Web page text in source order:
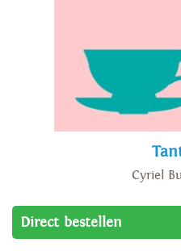
Direct bestellen
Cyriel